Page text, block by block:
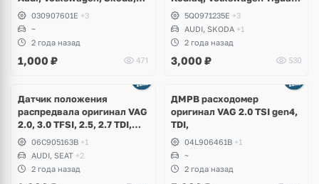
Seat, Porsche, Bentley
030907601E +3
~
2 года назад
1,000 ₽ 471
Allspace, Touran, Teramont,
Seat Tarraco
5Q0971235E +3
AUDI, SKODA +1
2 года назад
3,000 ₽ 530
Датчик положения
распредвала оригинал VAG
2.0, 3.0 TFSI, 2.5, 2.7 TDI,
4.2, Audi A3, TT, A4 B6, B7,
A6 C6, A8 D3, Volkswagen
Golf 5, 6, R, GTI, Eos, Passat
B6, Skoda Octavia A5 RS,
06C905163B +1
AUDI, SEAT +2
2 года назад
ДМРВ расходомер
оригинал VAG 2.0 TSI gen4,
TDI,
04L906461B +1
~
2 года назад